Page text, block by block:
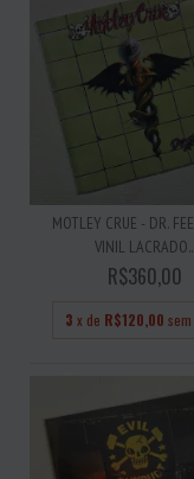
MOTLEY CRUE - DR.
VINIL LACRADO...
R$360,00
3 x de R$120,00